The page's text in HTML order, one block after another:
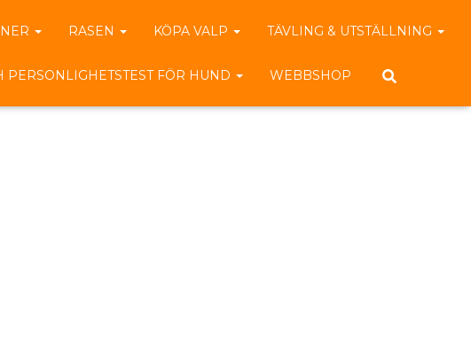
RASEN KÖPA VALP TÄVLING & UTSTÄLLNING
PERSONLIGHETSTEST FÖR HUND WEBBSHOP